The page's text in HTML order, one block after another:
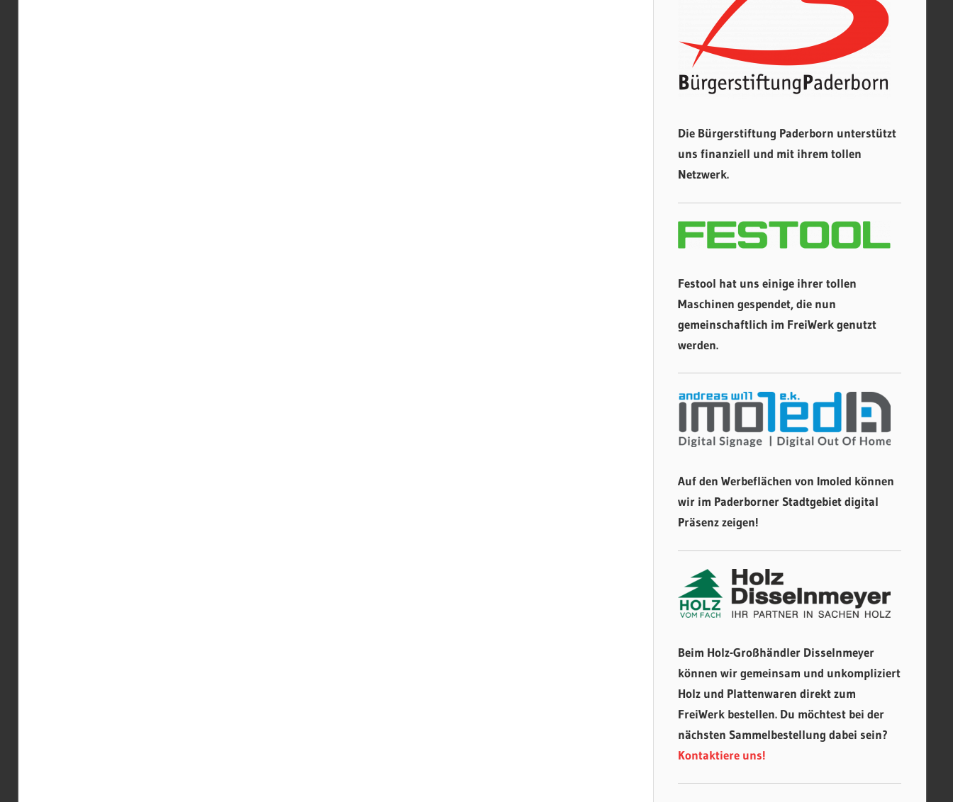
Die Bürgerstiftung Paderborn unterstützt
uns finanziell und mit ihrem tollen
Netzwerk.
Festool hat uns einige ihrer tollen
Maschinen gespendet, die nun
gemeinschaftlich im FreiWerk genutzt
werden.
Auf den Werbeflächen von Imoled können
wir im Paderborner Stadtgebiet digital
Präsenz zeigen!
Beim Holz-Großhändler Disselnmeyer
können wir gemeinsam und unkompliziert
Holz und Plattenwaren direkt zum
FreiWerk bestellen. Du möchtest bei der
nächsten Sammelbestellung dabei sein?
Kontaktiere uns!